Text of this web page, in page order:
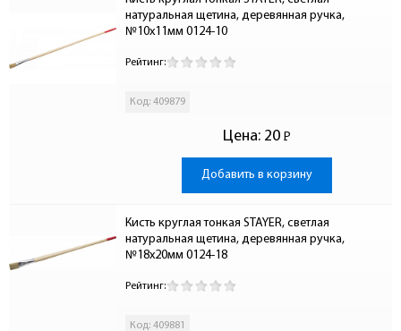
натуральная щетина, деревянная ручка,
№10х11мм 0124-10
Рейтинг:
Код: 409879
Цена: 20 Р
-
Добавить в корзину
Кисть круглая тонкая STAYER, светлая
натуральная щетина, деревянная ручка,
№18х20мм 0124-18
Рейтинг:
Код: 409881